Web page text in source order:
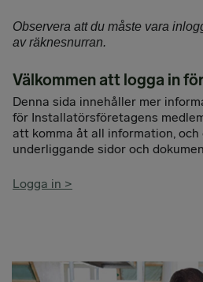
Observera att du måste vara
av räknesnurran.
Välkommen att logga in
Denna sida innehåller mer
för Installatörsföretagens
att komma åt all information, och
underliggande sidor och
Logga in >